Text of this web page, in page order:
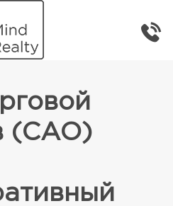
недвижимость
(САО)